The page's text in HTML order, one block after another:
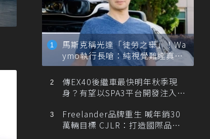
馬斯克稱光達「徒勞之舉」！Wa
ymo執行長嗆：純視覺難達真正
自動駕駛
傳EX40後繼車最快明年秋季現
身？有望以SPA3平台開發注入80
Freelander品牌重生 喊年銷30
萬輛目標 CJLR：打造國際品牌